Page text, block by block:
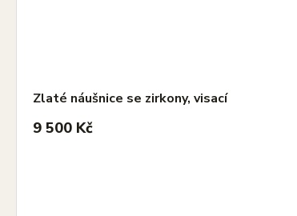
Zlaté náušnice se zirkony, visací
9 500 Kč